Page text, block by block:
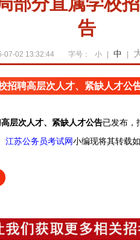
告
07-02 13:32:44 字号： 小 中
招聘高层次人才、紧缺人才公
层次人才、紧缺人才公告已发布，
江苏公务员考试网 小编现将其转载如